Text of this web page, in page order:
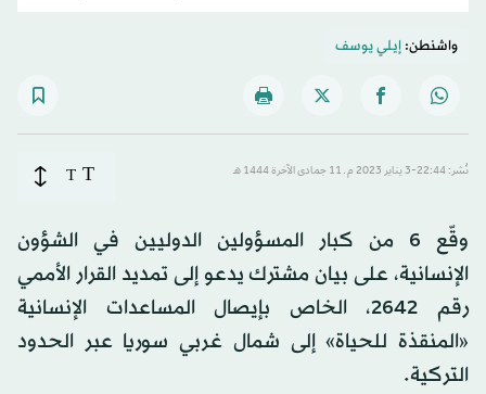
واشنطن:إيلي يوسف
نُشر: 22:44-3 يناير 2023 م ـ 11 جمادى الآخرة 1444 هـ T
T
وقّع 6 من كبار المسؤولين الدوليين في الشؤون
الإنسانية، على بيان مشترك يدعو إلى تمديد القرار الأممي
رقم 2642، الخاص بإيصال المساعدات الإنسانية
«المنقذة للحياة» إلى شمال غربي سوريا عبر الحدود
التركية.